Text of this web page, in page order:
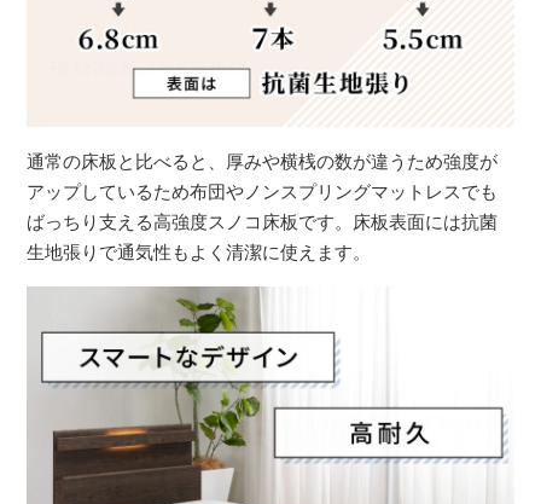
通常の床板と比べると、厚みや横桟の数が違うため強度が
アップしているため布団やノンスプリングマットレスでも
ばっちり支える高強度スノコ床板です。床板表面には抗菌
生地張りで通気性もよく清潔に使えます。